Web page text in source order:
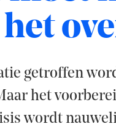
getroffen
het
wordt